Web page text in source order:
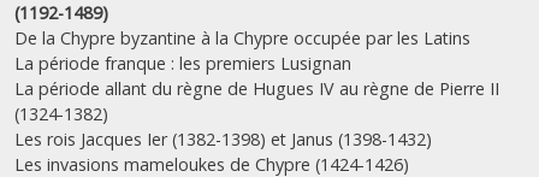
(1192-1489)
De la Chypre byzantine à la Chypre occupée par les Latins
La période franque : les premiers Lusignan
La période allant du règne de Hugues IV au règne de Pierre II
(1324-1382)
Les rois Jacques Ier (1382-1398) et Janus (1398-1432)
Les invasions mameloukes de Chypre (1424-1426)